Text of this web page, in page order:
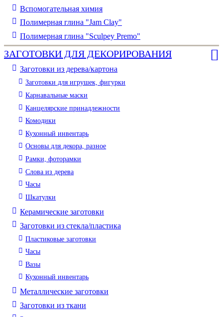
Вспомогательная химия
Полимерная глина "Jam Clay"
Полимерная глина "Sculpey Premo"
ЗАГОТОВКИ ДЛЯ ДЕКОРИРОВАНИЯ
Заготовки из дерева/картона
Заготовки для игрушек, фигурки
Карнавальные маски
Канцелярские принадлежности
Комодики
Кухонный инвентарь
Основы для декора, разное
Рамки, фоторамки
Слова из дерева
Часы
Шкатулки
Керамические заготовки
Заготовки из стекла/пластика
Пластиковые заготовки
Часы
Вазы
Кухонный инвентарь
Металлические заготовки
Заготовки из ткани